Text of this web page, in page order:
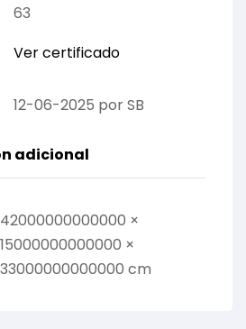
63
Ver certificado
12-06-2025 por SB
adicional
×
×
cm